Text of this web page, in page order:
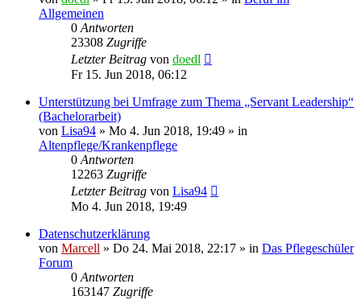
Allgemeinen
0 Antworten
23308 Zugriffe
Letzter Beitrag von doedl
Fr 15. Jun 2018, 06:12
Unterstützung bei Umfrage zum Thema „Servant Leadership“
(Bachelorarbeit)
von Lisa94 » Mo 4. Jun 2018, 19:49 » in
Altenpflege/Krankenpflege
0 Antworten
12263 Zugriffe
Letzter Beitrag von Lisa94
Mo 4. Jun 2018, 19:49
Datenschutzerklärung
von Marcell » Do 24. Mai 2018, 22:17 » in Das Pflegeschüler
Forum
0 Antworten
163147 Zugriffe